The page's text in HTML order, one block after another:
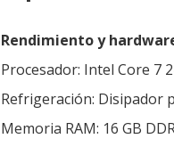
Rendimiento y
Procesador: Intel Core 7
Refrigeración: Disipador
Memoria RAM: 16 GB